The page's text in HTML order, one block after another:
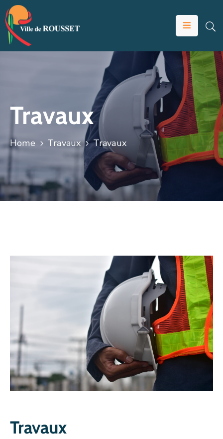
VOTRE
ÉDUCATION
ET
JEUNESSE
SOLIDARITÉS
ÉCONOMIE
Travaux
Home Travaux Travaux
Travaux